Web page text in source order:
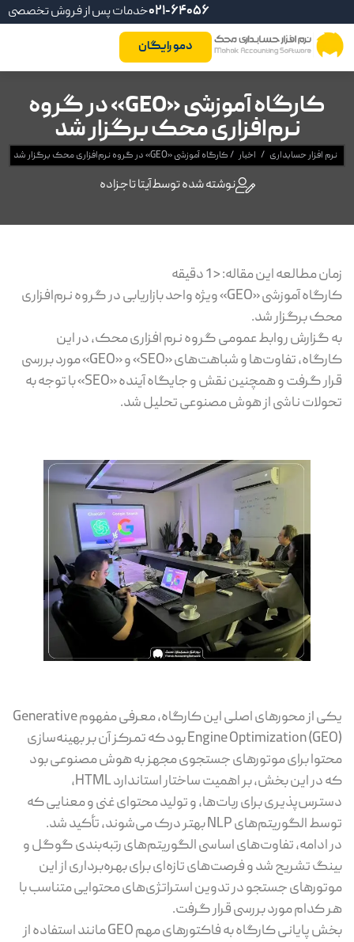
خدمات پس از فروش تخصصی021-64056
دمو رایگان
کارگاه آموزشی «GEO» در گروه
نرم‌افزاری محک برگزار شد
نرم افزار حسابداری / اخبار /کارگاه آموزشی «GEO» در گروه نرم‌افزاری محک برگزار شد
نوشته شده توسطآیتا تاجزاده
زمان مطالعه این مقاله:< 1 دقیقه
کارگاه آموزشی «GEO» ویژه واحد بازاریابی در گروه نرم‌افزاری
محک برگزار شد.
به گزارش روابط عمومی گروه نرم افزاری محک، در این
کارگاه، تفاوت‌ها و شباهت‌های «SEO» و «GEO» مورد بررسی
قرار گرفت و همچنین نقش و جایگاه آینده «SEO» با توجه به
تحولات ناشی از هوش مصنوعی تحلیل شد.
یکی از محورهای اصلی این کارگاه، معرفی مفهوم Generative
Engine Optimization (GEO) بود که تمرکز آن بر بهینه‌سازی
محتوا برای موتورهای جستجوی مجهز به هوش مصنوعی بود
که در این بخش، بر اهمیت ساختار استاندارد HTML،
دسترس‌پذیری برای ربات‌ها، و تولید محتوای غنی و معنایی که
توسط الگوریتم‌های NLP بهتر درک می‌شوند، تأکید شد.
در ادامه، تفاوت‌های اساسی الگوریتم‌های رتبه‌بندی گوگل و
بینگ تشریح شد و فرصت‌های تازه‌ای برای بهره‌برداری از این
موتورهای جستجو در تدوین استراتژی‌های محتوایی متناسب با
هر کدام مورد بررسی قرار گرفت.
بخش پایانی کارگاه به فاکتورهای مهم GEO مانند استفاده از